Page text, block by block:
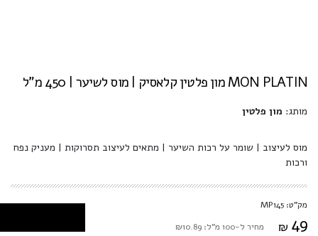
MON PLATIN מון פלטין קלאסיק | מוס לשיער | 450 מ"ל
מותג: מון פלטין
מוס לעיצוב | שומר על רכות השיער | מתאים לעיצוב תסרוקות | מעניק נפח
ורכות
מק"ט: MP145
₪ 49 מחיר ל-100 מ"ל: ₪10.89